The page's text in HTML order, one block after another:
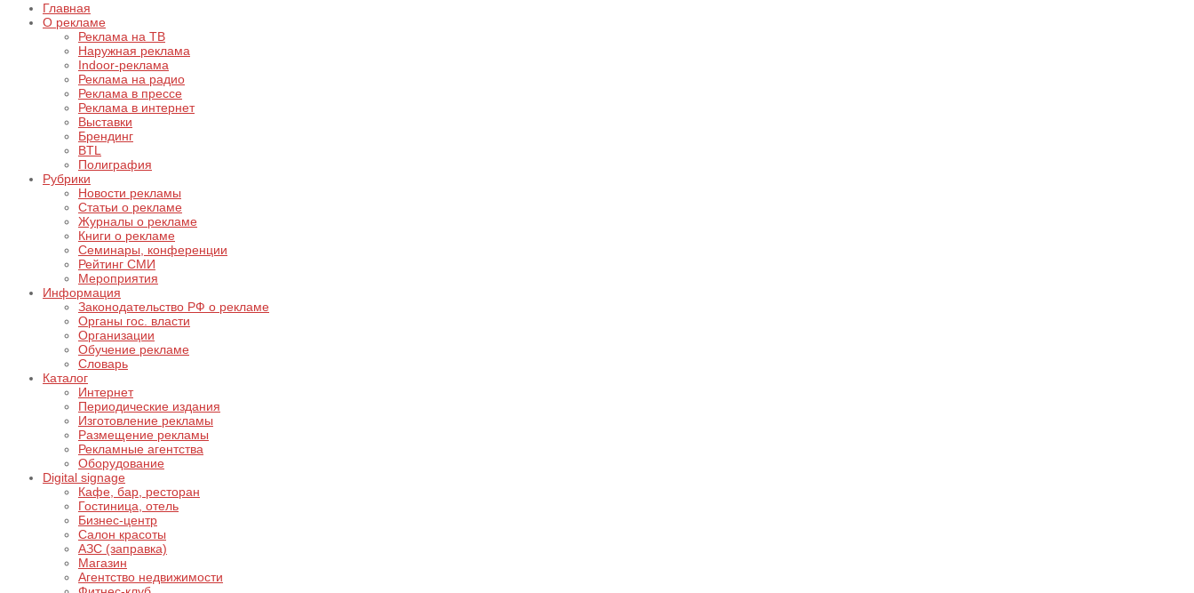
Главная
О рекламе
Реклама на ТВ
Наружная реклама
Indoor-реклама
Реклама на радио
Реклама в прессе
Реклама в интернет
Выставки
Брендинг
BTL
Полиграфия
Рубрики
Новости рекламы
Статьи о рекламе
Журналы о рекламе
Книги о рекламе
Семинары, конференции
Рейтинг СМИ
Мероприятия
Информация
Законодательство РФ о рекламе
Органы гос. власти
Организации
Обучение рекламе
Словарь
Каталог
Интернет
Периодические издания
Изготовление рекламы
Размещение рекламы
Рекламные агентства
Оборудование
Digital signage
Кафе, бар, ресторан
Гостиница, отель
Бизнес-центр
Салон красоты
АЗС (заправка)
Магазин
Агентство недвижимости